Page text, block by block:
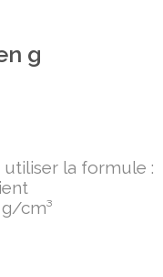
g
la formule :
cm³